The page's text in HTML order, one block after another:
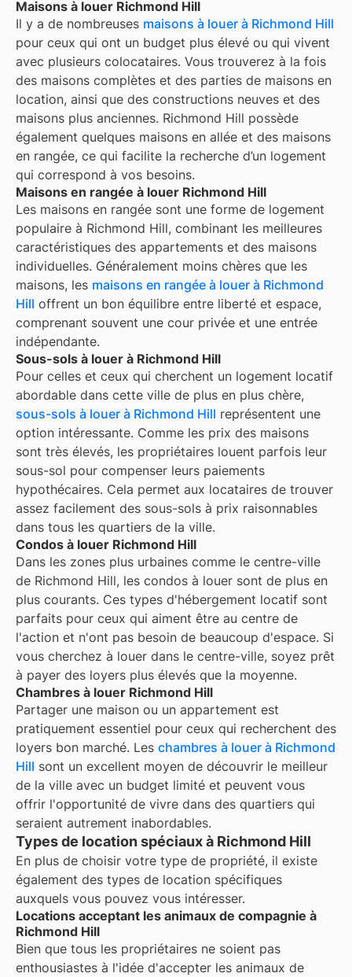
Maisons à louer Richmond Hill
Il y a de nombreuses maisons à louer à Richmond Hill
pour ceux qui ont un budget plus élevé ou qui vivent
avec plusieurs colocataires. Vous trouverez à la fois
des maisons complètes et des parties de maisons en
location, ainsi que des constructions neuves et des
maisons plus anciennes. Richmond Hill possède
également quelques maisons en allée et des maisons
en rangée, ce qui facilite la recherche d’un logement
qui correspond à vos besoins.
Maisons en rangée à louer Richmond Hill
Les maisons en rangée sont une forme de logement
populaire à Richmond Hill, combinant les meilleures
caractéristiques des appartements et des maisons
individuelles. Généralement moins chères que les
maisons, les maisons en rangée à louer à Richmond
Hill offrent un bon équilibre entre liberté et espace,
comprenant souvent une cour privée et une entrée
indépendante.
Sous-sols à louer à Richmond Hill
Pour celles et ceux qui cherchent un logement locatif
abordable dans cette ville de plus en plus chère,
sous-sols à louer à Richmond Hill représentent une
option intéressante. Comme les prix des maisons
sont très élevés, les propriétaires louent parfois leur
sous-sol pour compenser leurs paiements
hypothécaires. Cela permet aux locataires de trouver
assez facilement des sous-sols à prix raisonnables
dans tous les quartiers de la ville.
Condos à louer Richmond Hill
Dans les zones plus urbaines comme le centre-ville
de Richmond Hill, les condos à louer sont de plus en
plus courants. Ces types d'hébergement locatif sont
parfaits pour ceux qui aiment être au centre de
l'action et n'ont pas besoin de beaucoup d'espace. Si
vous cherchez à louer dans le centre-ville, soyez prêt
à payer des loyers plus élevés que la moyenne.
Chambres à louer Richmond Hill
Partager une maison ou un appartement est
pratiquement essentiel pour ceux qui recherchent des
loyers bon marché. Les chambres à louer à Richmond
Hill sont un excellent moyen de découvrir le meilleur
de la ville avec un budget limité et peuvent vous
offrir l'opportunité de vivre dans des quartiers qui
seraient autrement inabordables.
Types de location spéciaux à Richmond Hill
En plus de choisir votre type de propriété, il existe
également des types de location spécifiques
auxquels vous pouvez vous intéresser.
Locations acceptant les animaux de compagnie à
Richmond Hill
Bien que tous les propriétaires ne soient pas
enthousiastes à l'idée d'accepter les animaux de